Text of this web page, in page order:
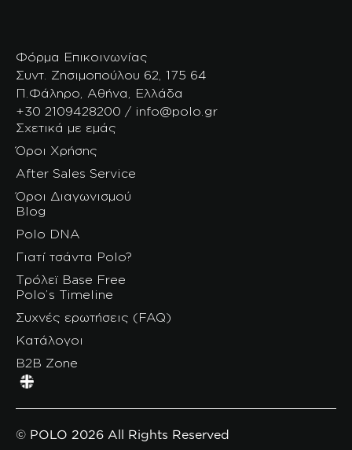
Φόρμα Επικοινωνίας
Συντ. Ζησιμοπούλου 62, 175 64
Π.Φάληρο, Αθήνα, Ελλάδα
+30 2109428200 / info@polo.gr
Σχετικά με εμάς
Όροι Χρήσης
After Sales Service
Όροι Διαγωνισμού
Blog
Polo DNA
Γιατί τσάντα Polo?
Τρόλεϊ Base Free
Polo’s Timeline
Συχνές ερωτήσεις (FAQ)
Κατάλογοι
B2B Zone
© POLO 2026 All Rights Reserved